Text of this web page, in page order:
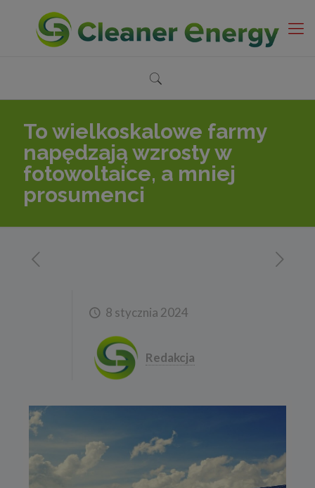
To wielkoskalowe farmy
napędzają wzrosty w
fotowoltaice, a mniej
prosumenci
8 stycznia 2024
Redakcja